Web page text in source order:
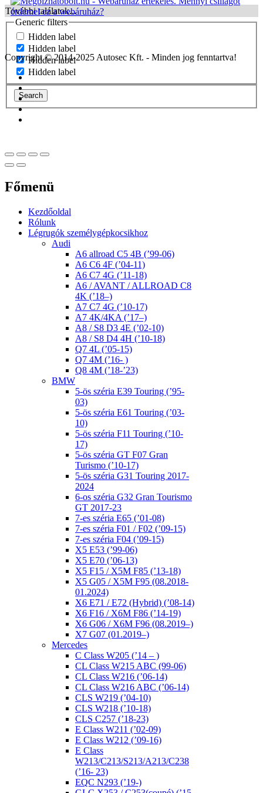
További találatok...
Generic filters
Hidden label
Hidden label
Hidden label
Hidden label
Search
Copyright © 2014-2025 Autosec Kft. - Minden jog fenntartva!
Főmenü
Kezdőoldal
Rólunk
Légrugók személygépkocsikhoz
Audi
A6 allroad C5 4B (’99-06)
A6 C6 4F (’04-11)
A6 C7 4G (’11-18)
A6 / AVANT / ALLROAD C8
4K (’18–)
A7 C7 4G (’10-17)
A7 4K/4KA (’17–)
A8 / S8 D3 4E (’02-10)
A8 / S8 D4 4H (’10-18)
Q7 4L (’05-15)
Q7 4M (’16- )
Q8 4M (’18-’23)
BMW
5-ös széria E39 Touring (’95-
03)
5-ös széria E61 Touring (’03-
10)
5-ös széria F11 Touring (’10-
17)
5-ös széria GT F07 Gran
Turismo (’10-17)
5-ös széria G31 Touring 2017-
2024
6-os széria G32 Gran Tourismo
GT 2017-23
7-es széria E65 (’01-08)
7-es széria F01 / F02 (’09-15)
7-es széria F04 (’09-15)
X5 E53 (’99-06)
X5 E70 (’06-13)
X5 F15 / X5M F85 (’13-18)
X5 G05 / X5M F95 (08.2018-
01.2024)
X6 E71 / E72 (Hybrid) (’08-14)
X6 F16 / X6M F86 (’14-19)
X6 G06 / X6M F96 (08.2019–)
X7 G07 (01.2019–)
Mercedes
C Class W205 (’14 – )
CL Class W215 ABC (99-06)
CL Class W216 (’06-14)
CL Class W216 ABC (’06-14)
CLS W219 (’04-10)
CLS W218 (’10-18)
CLS C257 (’18-23)
E Class W211 (’02-09)
E Class W212 (’09-16)
E Class
W213/C213/S213/A213/C238
(’16- 23)
EQC N293 (’19-)